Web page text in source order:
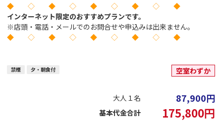
◆ ◇ ◆ ◇ ◆ ◇ ◆ ◇ ◆
インターネット限定のおすすめプランです。
※店頭・電話・メールでのお問合せや申込みは出来ません。
◆ ◇ ◆ ◇ ◆ ◇ ◆ ◇ ◆
禁煙 夕・朝食付 空室わずか
大人１名 87,900円
基本代金合計 175,800円